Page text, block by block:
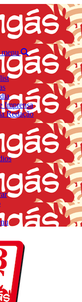
menu
Imprensa
Redação